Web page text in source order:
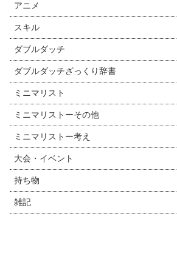
アニメ
スキル
ダブルダッチ
ダブルダッチざっくり辞書
ミニマリスト
ミニマリストーその他
ミニマリストー考え
大会・イベント
持ち物
雑記